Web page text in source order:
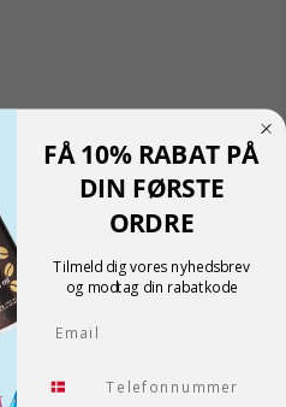
Translate
FÅ 10% RABAT PÅ
DIN FØRSTE
ORDRE
Tilmeld dig vores nyhedsbrev
og modtag din rabatkode
Email
Tlf.